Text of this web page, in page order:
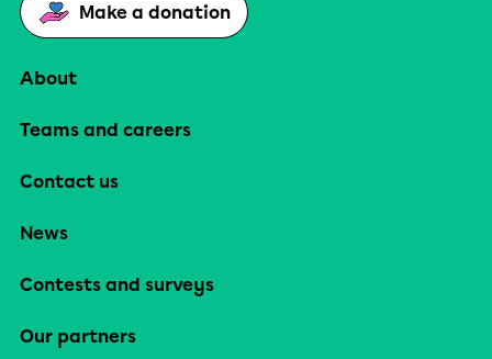
Make a donation
About
Teams and careers
Contact us
News
Contests and surveys
Our partners